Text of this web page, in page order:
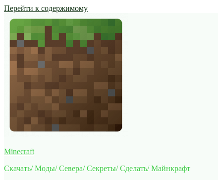
Перейти к содержимому
Minecraft
Скачать/ Моды/ Севера/ Секреты/ Сделать/ Майнкрафт